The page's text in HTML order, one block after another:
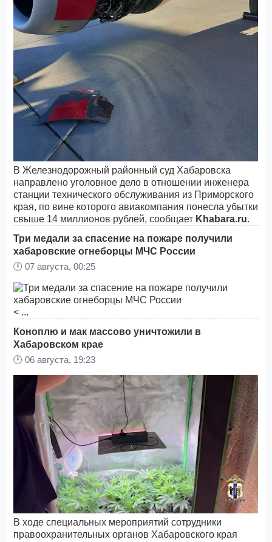
В Железнодорожный районный суд Хабаровска
направлено уголовное дело в отношении инженера
станции технического обслуживания из Приморского
края, по вине которого авиакомпания понесла убытки
свыше 14 миллионов рублей, сообщает Khabara.ru.
Три медали за спасение на пожаре получили
хабаровские огнеборцы МЧС России
🕛07 августа, 00:25
< ...
Коноплю и мак массово уничтожили в
Хабаровском крае
🕛06 августа, 19:23
В ходе специальных мероприятий сотрудники
правоохранительных органов Хабаровского края